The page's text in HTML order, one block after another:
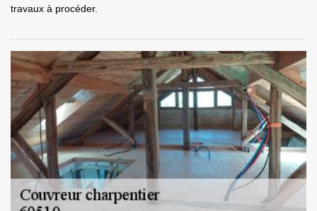
travaux à procéder.